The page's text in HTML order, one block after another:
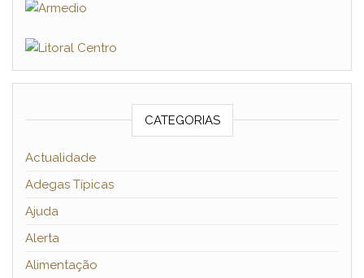
CATEGORIAS
Actualidade
Adegas Típicas
Ajuda
Alerta
Alimentação